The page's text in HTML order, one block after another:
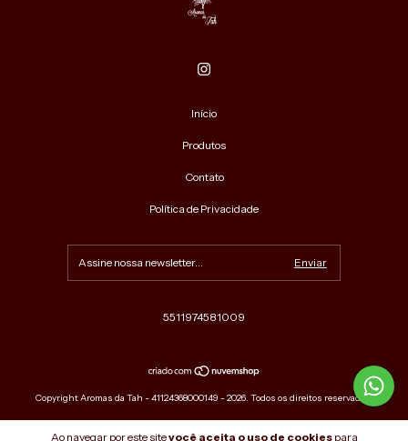
Ao navegar por este sitevocê aceita o uso de cookiespara
Início
Produtos
Contato
Política de Privacidade
5511974581009
Copyright Aromas da Tah - 41124368000149 - 2026. Todos os direitos reservados.